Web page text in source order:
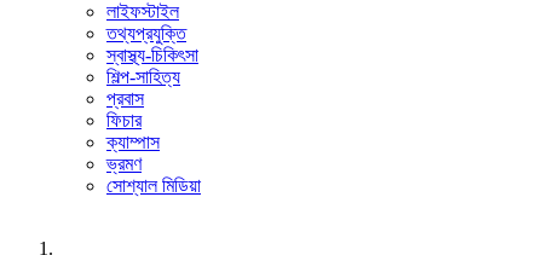
লাইফস্টাইল
তথ্যপ্রযুক্তি
স্বাস্থ্য-চিকিৎসা
শিল্প-সাহিত্য
প্রবাস
ফিচার
ক্যাম্পাস
ভ্রমণ
সোশ্যাল মিডিয়া